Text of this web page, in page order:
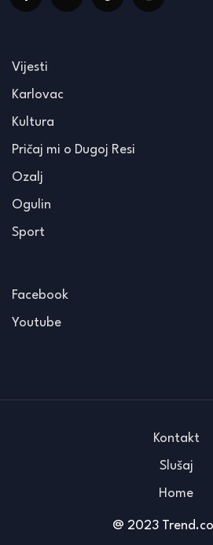
Vijesti
Karlovac
Kultura
Pričaj mi o Dugoj Resi
Ozalj
Ogulin
Sport
Facebook
Youtube
@ 2023
Kontakt
Slušaj
Home